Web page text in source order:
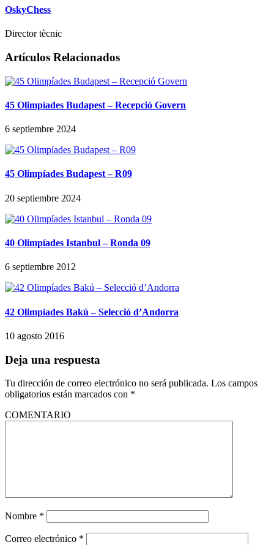
OskyChess
Director tècnic
Artículos Relacionados
45 Olimpíades Budapest – Recepció Govern
6 septiembre 2024
45 Olimpíades Budapest – R09
20 septiembre 2024
40 Olimpíades Istanbul – Ronda 09
6 septiembre 2012
42 Olimpíades Bakú – Selecció d’Andorra
10 agosto 2016
Deja una respuesta
Tu dirección de correo electrónico no será publicada. Los campos
obligatorios están marcados con *
COMENTARIO
Nombre *
Correo electrónico *